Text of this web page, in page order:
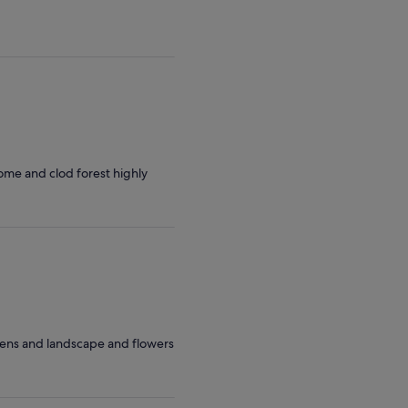
and clod forest highly
and landscape and flowers